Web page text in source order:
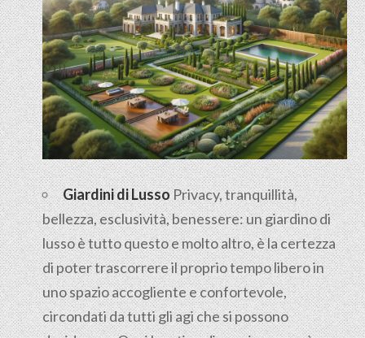
Giardini di LussoPrivacy, tranquillità,
bellezza, esclusività, benessere: un giardino di
lusso è tutto questo e molto altro, è la certezza
di poter trascorrere il proprio tempo libero in
uno spazio accogliente e confortevole,
circondati da tutti gli agi che si possono